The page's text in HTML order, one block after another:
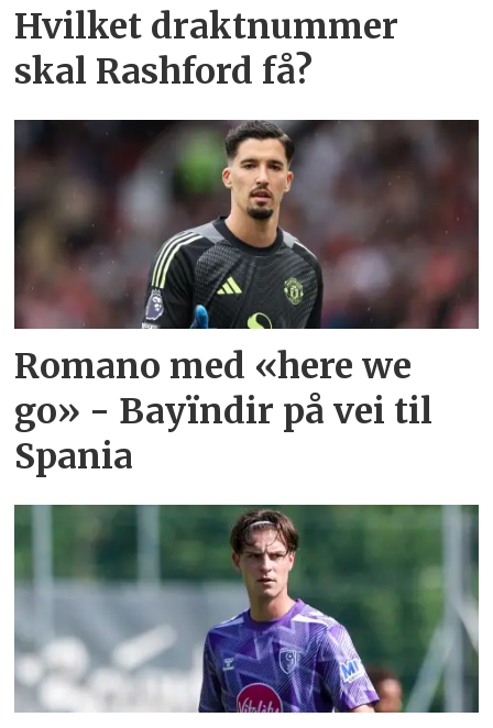
Hvilket draktnummer
skal Rashford få?
Romano med «here we
go» - Bayïndir på vei til
Spania